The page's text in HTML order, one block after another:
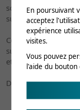
soulevées, telles
survenue de
Ces différents
suivies de mises au
et critiques.
Dr Sylvie Revaz
En poursuivant
acceptez
expérience
visites.
Vous pouvez
l'aide du bouton